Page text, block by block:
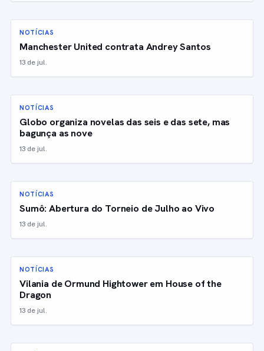
NOTÍCIAS
Manchester United contrata Andrey Santos
13 de jul.
NOTÍCIAS
Globo organiza novelas das seis e das sete, mas
bagunça as nove
13 de jul.
NOTÍCIAS
Sumô: Abertura do Torneio de Julho ao Vivo
13 de jul.
NOTÍCIAS
Vilania de Ormund Hightower em House of the
Dragon
13 de jul.